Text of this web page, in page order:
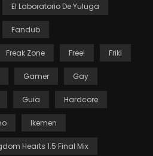
El Laboratorio De Yuluga
Fandub
Freak Zone Free! Friki
Gamer Gay
Guia Hardcore
Ikemen
Hearts 1.5 Final Mix